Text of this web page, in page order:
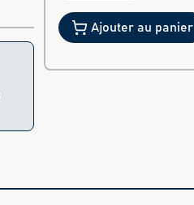
Ajouter au panier